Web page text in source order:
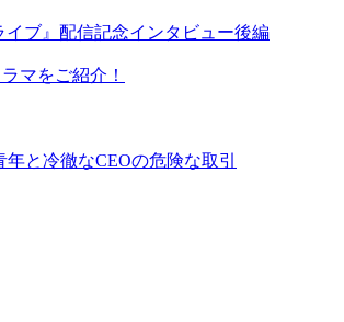
ブ』配信記念インタビュー後編
マをご紹介！
と冷徹なCEOの危険な取引